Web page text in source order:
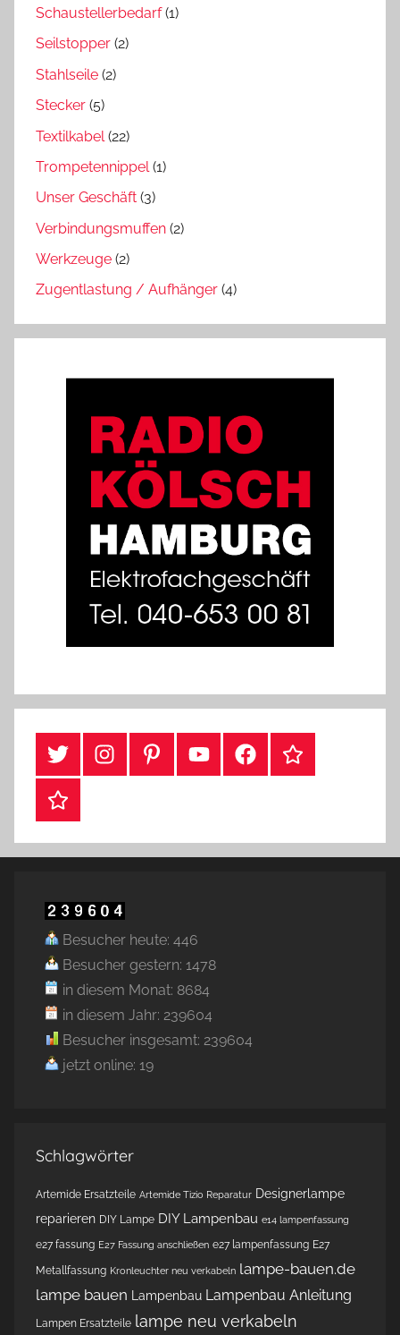
Schaustellerbedarf(1)
Seilstopper (2)
Stahlseile (2)
Stecker (5)
Textilkabel (22)
Trompetennippel(1)
Unser Geschäft (3)
Verbindungsmuffen (2)
Werkzeuge (2)
Zugentlastung / Aufhänger (4)
#TwitterInstagramPinterestYouTubeFacebookTikTok
Webshop
Besucher heute: 446
Besucher gestern: 1478
in diesem Monat: 8684
in diesem Jahr: 239604
Besucher insgesamt: 239604
jetzt online: 19
Schlagwörter
Artemide Ersatzteile Artemide Tizio Reparatur Designerlampe
reparieren DIY Lampe DIY Lampenbau e14 lampenfassung
e27 fassung E27 Fassung anschließen e27 lampenfassung E27
Metallfassung Kronleuchter neu verkabeln lampe-bauen.de
lampe bauen
Lampenbau Lampenbau Anleitung
Lampen Ersatzteile lampe neu verkabeln